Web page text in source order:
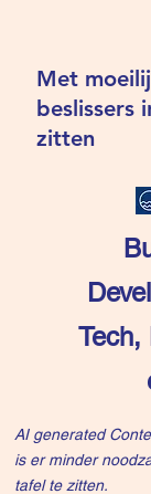
Tech,
Met
beslissers
zitten
AI generated
is er minder
tafel te zitten.